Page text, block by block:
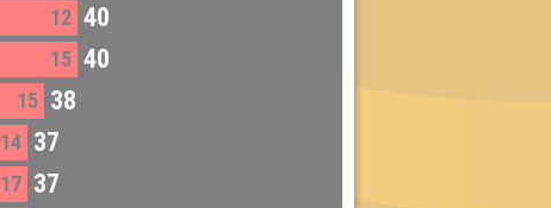
12 40
15 40
15 38
14 37
17 37